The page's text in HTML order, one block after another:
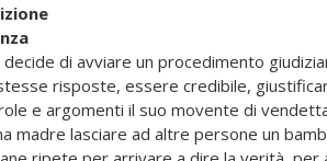
decide di avviare un procedimento
risposte, essere credibile,
e argomenti il suo movente di
madre lasciare ad altre persone un